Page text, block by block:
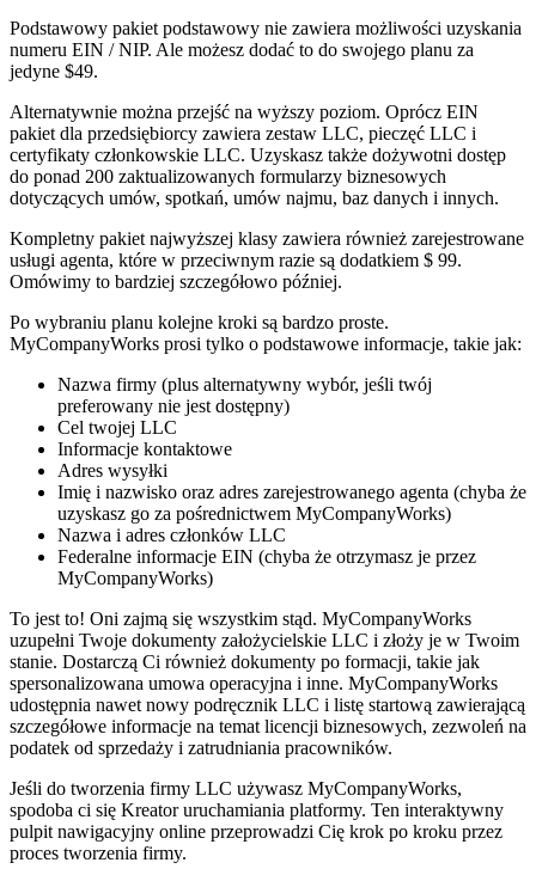
Podstawowy pakiet podstawowy nie zawiera możliwości uzyskania
numeru EIN / NIP. Ale możesz dodać to do swojego planu za
jedyne $49.
Alternatywnie można przejść na wyższy poziom. Oprócz EIN
pakiet dla przedsiębiorcy zawiera zestaw LLC, pieczęć LLC i
certyfikaty członkowskie LLC. Uzyskasz także dożywotni dostęp
do ponad 200 zaktualizowanych formularzy biznesowych
dotyczących umów, spotkań, umów najmu, baz danych i innych.
Kompletny pakiet najwyższej klasy zawiera również zarejestrowane
usługi agenta, które w przeciwnym razie są dodatkiem $ 99.
Omówimy to bardziej szczegółowo później.
Po wybraniu planu kolejne kroki są bardzo proste.
MyCompanyWorks prosi tylko o podstawowe informacje, takie jak:
Nazwa firmy (plus alternatywny wybór, jeśli twój
preferowany nie jest dostępny)
Cel twojej LLC
Informacje kontaktowe
Adres wysyłki
Imię i nazwisko oraz adres zarejestrowanego agenta (chyba że
uzyskasz go za pośrednictwem MyCompanyWorks)
Nazwa i adres członków LLC
Federalne informacje EIN (chyba że otrzymasz je przez
MyCompanyWorks)
To jest to! Oni zajmą się wszystkim stąd. MyCompanyWorks
uzupełni Twoje dokumenty założycielskie LLC i złoży je w Twoim
stanie. Dostarczą Ci również dokumenty po formacji, takie jak
spersonalizowana umowa operacyjna i inne. MyCompanyWorks
udostępnia nawet nowy podręcznik LLC i listę startową zawierającą
szczegółowe informacje na temat licencji biznesowych, zezwoleń na
podatek od sprzedaży i zatrudniania pracowników.
Jeśli do tworzenia firmy LLC używasz MyCompanyWorks,
spodoba ci się Kreator uruchamiania platformy. Ten interaktywny
pulpit nawigacyjny online przeprowadzi Cię krok po kroku przez
proces tworzenia firmy.